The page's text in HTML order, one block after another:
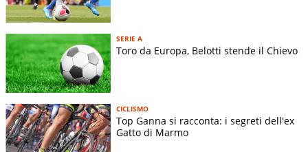
SERIE A
Toro da Europa, Belotti stende il Chievo
CICLISMO
Top Ganna si racconta: i segreti dell'ex
Gatto di Marmo